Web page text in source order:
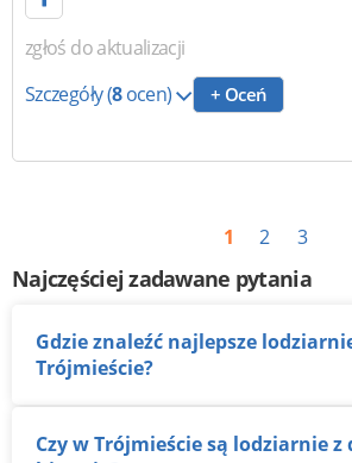
zgłoś do aktualizacji
Szczegóły(8ocen) + Oceń
1 2 3
Najczęściej zadawane pytania
Gdzie znaleźć najlepsze lodziarnie w
Trójmieście?
Czy w Trójmieście są lodziarnie z długą